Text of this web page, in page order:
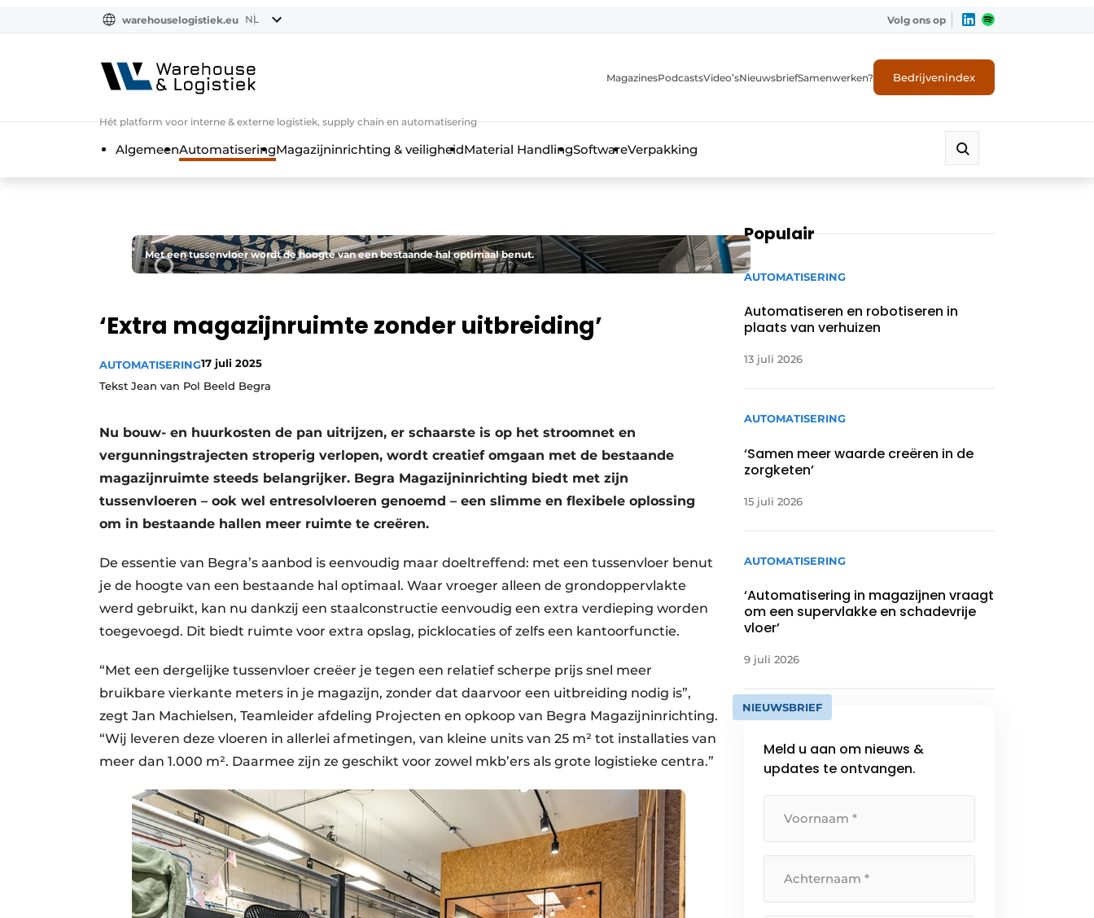
warehouselogistiek.eu NL Volg ons op
Hét platform voor interne & externe logistiek, supply chain en automatisering
MagazinesPodcastsVideo’sNieuwsbriefSamenwerken? Bedrijvenindex
AlgemeenAutomatiseringMagazijninrichting & veiligheidMaterial HandlingSoftwareVerpakking
Met een tussenvloer wordt de hoogte van een bestaande hal optimaal benut.
‘Extra magazijnruimte zonder uitbreiding’
AUTOMATISERING17 juli 2025
Tekst Jean van Pol Beeld Begra
Nu bouw- en huurkosten de pan uitrijzen, er schaarste is op het stroomnet en
vergunningstrajecten stroperig verlopen, wordt creatief omgaan met de bestaande
magazijnruimte steeds belangrijker. Begra Magazijninrichting biedt met zijn
tussenvloeren – ook wel entresolvloeren genoemd – een slimme en flexibele oplossing
om in bestaande hallen meer ruimte te creëren.
De essentie van Begra’s aanbod is eenvoudig maar doeltreffend: met een tussenvloer benut
je de hoogte van een bestaande hal optimaal. Waar vroeger alleen de grondoppervlakte
werd gebruikt, kan nu dankzij een staalconstructie eenvoudig een extra verdieping worden
toegevoegd. Dit biedt ruimte voor extra opslag, picklocaties of zelfs een kantoorfunctie.
“Met een dergelijke tussenvloer creëer je tegen een relatief scherpe prijs snel meer
bruikbare vierkante meters in je magazijn, zonder dat daarvoor een uitbreiding nodig is”,
zegt Jan Machielsen, Teamleider afdeling Projecten en opkoop van Begra Magazijninrichting.
“Wij leveren deze vloeren in allerlei afmetingen, van kleine units van 25 m² tot installaties van
meer dan 1.000 m². Daarmee zijn ze geschikt voor zowel mkb’ers als grote logistieke centra.”
Populair
AUTOMATISERING
Automatiseren en robotiseren in
plaats van verhuizen
13 juli 2026
AUTOMATISERING
‘Samen meer waarde creëren in de
zorgketen’
15 juli 2026
AUTOMATISERING
‘Automatisering in magazijnen vraagt
om een supervlakke en schadevrije
vloer’
9 juli 2026
NIEUWSBRIEF
Meld u aan om nieuws &
updates te ontvangen.